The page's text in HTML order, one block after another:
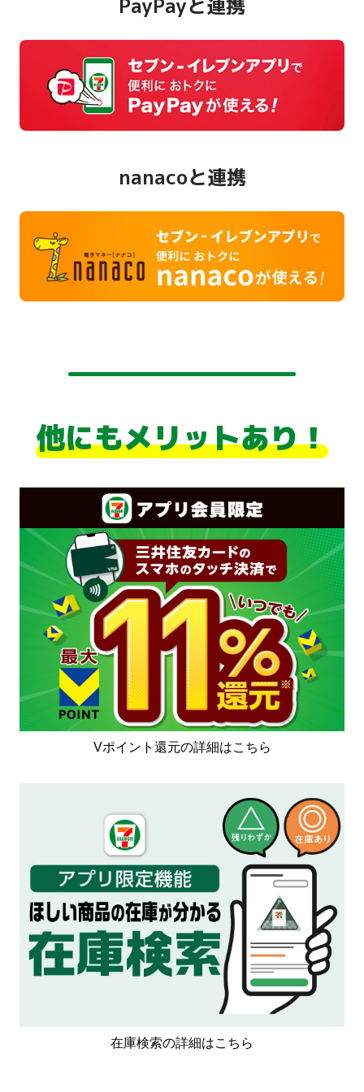
PayPayと連携
nanacoと連携
他にもメリットあり！
Vポイント還元の詳細はこちら
在庫検索の詳細はこちら